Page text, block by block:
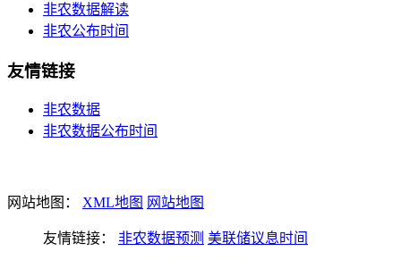
非农数据解读
非农公布时间
友情链接
非农数据
非农数据公布时间
网站地图： XML地图 网站地图
友情链接： 非农数据预测 美联储议息时间